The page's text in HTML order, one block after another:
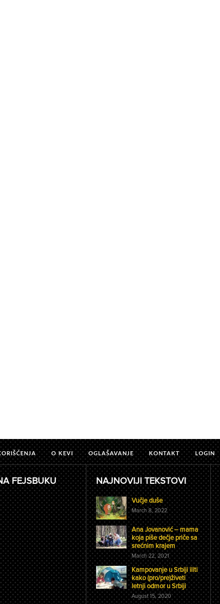
O KEVI OGLAŠAVANJE KONTAKT LOGIN
FEJSBUKU NAJNOVIJI TEKSTOVI
Vučje duše
March 8, 2022
Ana Jovanović – mama
koja piše dečje priče sa
srećnim krajem
March 22, 2021
Kampovanje u Srbiji iliti
kako (pro/pre)živeti
letnji odmor u Srbiji
August 15, 2020